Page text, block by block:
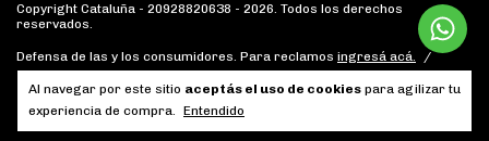
Al navegar por este sitio aceptás el uso de cookies para agilizar tu
experiencia de compra. Entendido
Copyright Cataluña - 20928820638 - 2026. Todos los derechos
reservados.
Defensa de las y los consumidores. Para reclamos ingresá acá.
/